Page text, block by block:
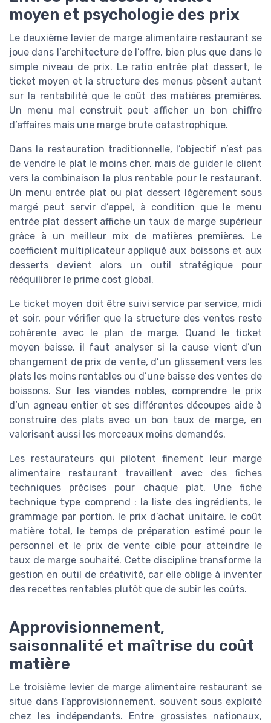
moyen et psychologie des prix
Le deuxième levier de marge alimentaire restaurant se
joue dans l’architecture de l’offre, bien plus que dans le
simple niveau de prix. Le ratio entrée plat dessert, le
ticket moyen et la structure des menus pèsent autant
sur la rentabilité que le coût des matières premières.
Un menu mal construit peut afficher un bon chiffre
d’affaires mais une marge brute catastrophique.
Dans la restauration traditionnelle, l’objectif n’est pas
de vendre le plat le moins cher, mais de guider le client
vers la combinaison la plus rentable pour le restaurant.
Un menu entrée plat ou plat dessert légèrement sous
margé peut servir d’appel, à condition que le menu
entrée plat dessert affiche un taux de marge supérieur
grâce à un meilleur mix de matières premières. Le
coefficient multiplicateur appliqué aux boissons et aux
desserts devient alors un outil stratégique pour
rééquilibrer le prime cost global.
Le ticket moyen doit être suivi service par service, midi
et soir, pour vérifier que la structure des ventes reste
cohérente avec le plan de marge. Quand le ticket
moyen baisse, il faut analyser si la cause vient d’un
changement de prix de vente, d’un glissement vers les
plats les moins rentables ou d’une baisse des ventes de
boissons. Sur les viandes nobles, comprendre le prix
d’un agneau entier et ses différentes découpes aide à
construire des plats avec un bon taux de marge, en
valorisant aussi les morceaux moins demandés.
Les restaurateurs qui pilotent finement leur marge
alimentaire restaurant travaillent avec des fiches
techniques précises pour chaque plat. Une fiche
technique type comprend : la liste des ingrédients, le
grammage par portion, le prix d’achat unitaire, le coût
matière total, le temps de préparation estimé pour le
personnel et le prix de vente cible pour atteindre le
taux de marge souhaité. Cette discipline transforme la
gestion en outil de créativité, car elle oblige à inventer
des recettes rentables plutôt que de subir les coûts.
Approvisionnement,
saisonnalité et maîtrise du coût
matière
Le troisième levier de marge alimentaire restaurant se
situe dans l’approvisionnement, souvent sous exploité
chez les indépendants. Entre grossistes nationaux,